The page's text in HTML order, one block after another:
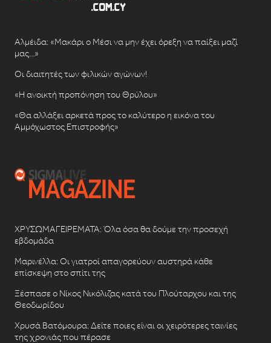
Αλμέιδα: «Μακάρι ο Μέσι να μην έχει όρεξη να παίξει μαζί
μας…»
Οι διαιτητές των φιλικών αγώνων!
«Η ανοικτή προπόνηση του Θρύλου»
«Θα αλλάξει αρκετά προς το καλύτερο η εικόνα του
Αμμόχωστος Επιστροφής»
ΧΡΥΣΩΜΑΓΕΙΡΕΜΑΤΑ: Όλα όσα θα δούμε την προσεχή
εβδομάδα
Μαρινέλλα: Οι γιατροί απαγορεύουν αυστηρά κάθε
επίσκεψη στο σπίτι της
Ξέσπασε ο Νίκος Νικόλιζας κατά του Πλούταρχου και της
Θεοδωρίδου
Χρυσά Βατόμουρα: Δείτε ποιες είναι οι χειρότερες ταινίες
της χρονιάς που πέρασε